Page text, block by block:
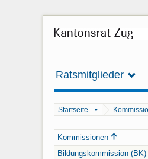
Ratsmitglieder
Startseite ▼
Navigation
Kommissionen
Bildungskommission (BK)